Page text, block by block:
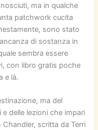
ma in qualche
patchwork cucita
sono stato
di sostanza in
sembra essere
con libro gratis poche
e là.
ma del
delle lezioni che impari
scritta da Terri